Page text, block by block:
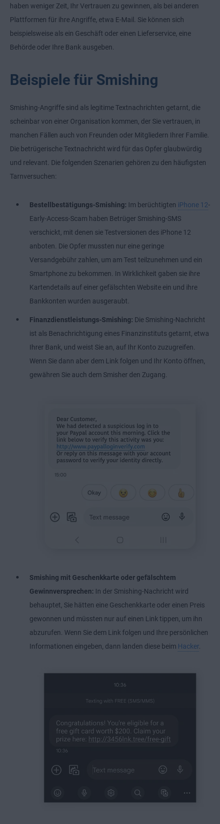
haben weniger Zeit, Ihr Vertrauen zu gewinnen, als bei anderen
Plattformen für ihre Angriffe, etwa E-Mail. Sie können sich
beispielsweise als ein Geschäft oder einen Lieferservice, eine
Behörde oder Ihre Bank ausgeben.
Beispiele für Smishing
Smishing-Angriffe sind als legitime Textnachrichten getarnt, die
scheinbar von einer Organisation kommen, der Sie vertrauen, in
manchen Fällen auch von Freunden oder Mitgliedern Ihrer Familie.
Die betrügerische Textnachricht wird für das Opfer glaubwürdig
und relevant. Die folgenden Szenarien gehören zu den häufigsten
Tarnversuchen:
Bestellbestätigungs-Smishing: Im berüchtigten iPhone 12-
Early-Access-Scam haben Betrüger Smishing-SMS
verschickt, mit denen sie Testversionen des iPhone 12
anboten. Die Opfer mussten nur eine geringe
Versandgebühr zahlen, um am Test teilzunehmen und ein
Smartphone zu bekommen. In Wirklichkeit gaben sie ihre
Kartendetails auf einer gefälschten Website ein und ihre
Bankkonten wurden ausgeraubt.
Finanzdienstleistungs-Smishing: Die Smishing-Nachricht
ist als Benachrichtigung eines Finanzinstituts getarnt, etwa
Ihrer Bank, und weist Sie an, auf Ihr Konto zuzugreifen.
Wenn Sie dann aber dem Link folgen und Ihr Konto öffnen,
gewähren Sie auch dem Smisher den Zugang.
Smishing mit Geschenkkarte oder gefälschtem
Gewinnversprechen: In der Smishing-Nachricht wird
behauptet, Sie hätten eine Geschenkkarte oder einen Preis
gewonnen und müssten nur auf einen Link tippen, um ihn
abzurufen. Wenn Sie dem Link folgen und Ihre persönlichen
Informationen eingeben, dann landen diese beim Hacker.